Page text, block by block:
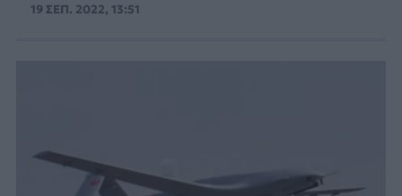
19 ΣΕΠ. 2022, 13:51